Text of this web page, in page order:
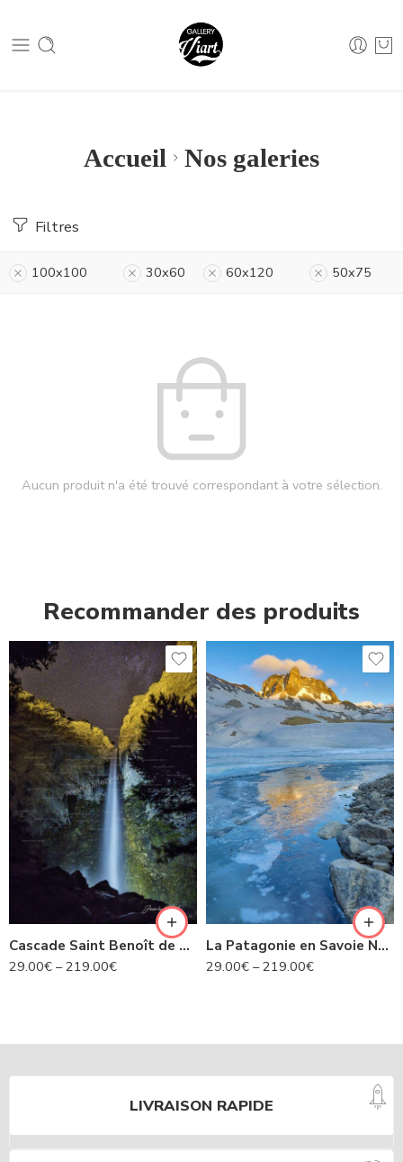
04 79 05 07 62
Accueil Nos galeries
Filtres
100x100 30x60 60x120 50x75
Aucun produit n'a été trouvé correspondant à votre sélection.
Recommander des produits
Cascade Saint Benoît de nuit- Avrieux N°424
29.00€ –219.00€
La Patagonie en Savoie N°435
29.00€ –219.00€
LIVRAISON RAPIDE